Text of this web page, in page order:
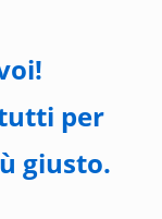
per
giusto.